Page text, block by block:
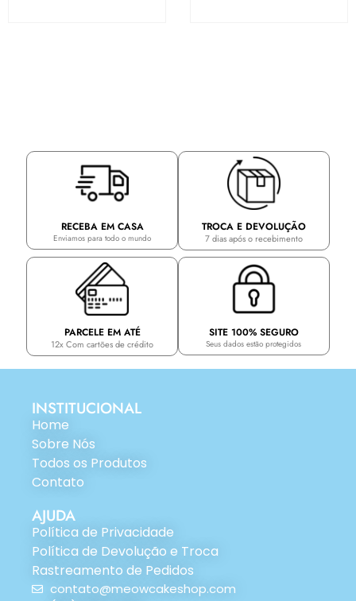
RECEBA EM CASA
Enviamos para todo o mundo
TROCA E DEVOLUÇÃO
7 dias após o recebimento
PARCELE EM ATÉ
12x Com cartões de crédito
SITE 100% SEGURO
Seus dados estão protegidos
INSTITUCIONAL
Home
Sobre Nós
Todos os Produtos
Contato
AJUDA
Política de Privacidade
Política de Devolução e Troca
Rastreamento de Pedidos
contato@meowcakeshop.com